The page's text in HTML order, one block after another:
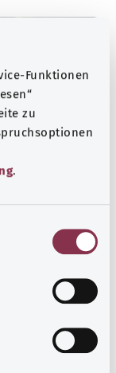
Funktionen
zu
.